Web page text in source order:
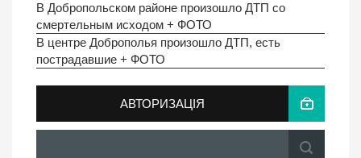
В Добропольском районе произошло ДТП со
смертельным исходом + ФОТО
В центре Доброполья произошло ДТП, есть
пострадавшие + ФОТО
АВТОРИЗАЦІЯ